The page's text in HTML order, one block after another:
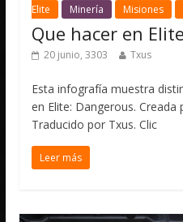
Elite
Minería Misiones
Que hacer en
20 junio, 3303 Txus
Esta infografía muestra
en Elite: Dangerous.
Traducido por Txus. Clic
Leer más